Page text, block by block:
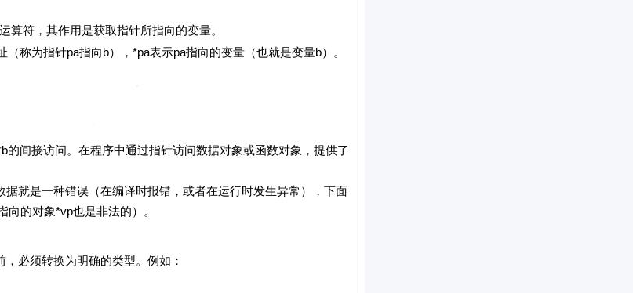
，其作用是获取指针所指向的变量。
指针pa指向b），*pa表示pa指向的变量（也就是变量b）。
访问。在程序中通过指针访问数据对象或函数对象，提供了
一种错误（在编译时报错，或者在运行时发生异常），下面
的对象*vp也是非法的）。
须转换为明确的类型。例如：